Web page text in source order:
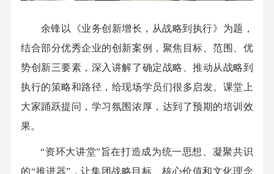
余锋以《业务创新增长，从战略到执行》为题，
结合部分优秀企业的创新案例，聚焦目标、范围、优
势创新三要素，深入讲解了确定战略、推动从战略到
执行的策略和路径，给现场学员们很多启发。课堂上
大家踊跃提问，学习氛围浓厚，达到了预期的培训效
果。
“资环大讲堂”旨在打造成为统一思想、凝聚共识
的“推进器”，让集团战略目标、核心价值和文化理念